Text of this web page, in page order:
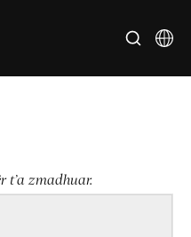
t’a zmadhuar.